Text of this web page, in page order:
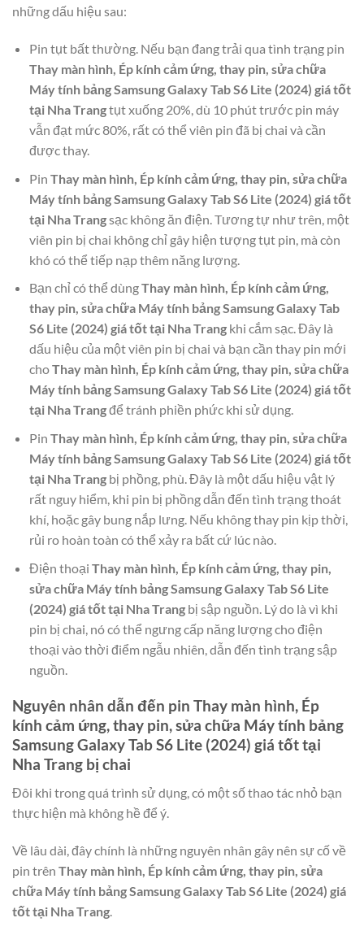
những dấu hiệu sau:
Pin tụt bất thường. Nếu bạn đang trải qua tình trạng pin
Thay màn hình, Ép kính cảm ứng, thay pin, sửa chữa
Máy tính bảng Samsung Galaxy Tab S6 Lite (2024) giá tốt
tại Nha Trangtụt xuống 20%, dù 10 phút trước pin máy
vẫn đạt mức 80%, rất có thể viên pin đã bị chai và cần
được thay.
Pin Thay màn hình, Ép kính cảm ứng, thay pin, sửa chữa
Máy tính bảng Samsung Galaxy Tab S6 Lite (2024) giá tốt
tại Nha Trangsạc không ăn điện. Tương tự như trên, một
viên pin bị chai không chỉ gây hiện tượng tụt pin, mà còn
khó có thể tiếp nạp thêm năng lượng.
Bạn chỉ có thể dùngThay màn hình, Ép kính cảm ứng,
thay pin, sửa chữa Máy tính bảng Samsung Galaxy Tab
S6 Lite (2024) giá tốt tại Nha Trangkhi cắm sạc. Đây là
dấu hiệu của một viên pin bị chai và bạn cần thay pin mới
choThay màn hình, Ép kính cảm ứng, thay pin, sửa chữa
Máy tính bảng Samsung Galaxy Tab S6 Lite (2024) giá tốt
tại Nha Trangđể tránh phiền phức khi sử dụng.
Pin Thay màn hình, Ép kính cảm ứng, thay pin, sửa chữa
Máy tính bảng Samsung Galaxy Tab S6 Lite (2024) giá tốt
tại Nha Trangbị phồng, phù. Đây là một dấu hiệu vật lý
rất nguy hiểm, khi pin bị phồng dẫn đến tình trạng thoát
khí, hoặc gây bung nắp lưng. Nếu không thay pin kịp thời,
rủi ro hoàn toàn có thể xảy ra bất cứ lúc nào.
Điện thoại Thay màn hình, Ép kính cảm ứng, thay pin,
sửa chữa Máy tính bảng Samsung Galaxy Tab S6 Lite
(2024) giá tốt tại Nha Trangbị sập nguồn. Lý do là vì khi
pin bị chai, nó có thể ngưng cấp năng lượng cho điện
thoại vào thời điểm ngẫu nhiên, dẫn đến tình trạng sập
nguồn.
Nguyên nhân dẫn đến pin Thay màn hình, Ép
kính cảm ứng, thay pin, sửa chữa Máy tính bảng
Samsung Galaxy Tab S6 Lite (2024) giá tốt tại
Nha Trang bị chai
Đôi khi trong quá trình sử dụng, có một số thao tác nhỏ bạn
thực hiện mà không hề để ý.
Về lâu dài, đây chính là những nguyên nhân gây nên sự cố về
pin trên Thay màn hình, Ép kính cảm ứng, thay pin, sửa
chữa Máy tính bảng Samsung Galaxy Tab S6 Lite (2024) giá
tốt tại Nha Trang.